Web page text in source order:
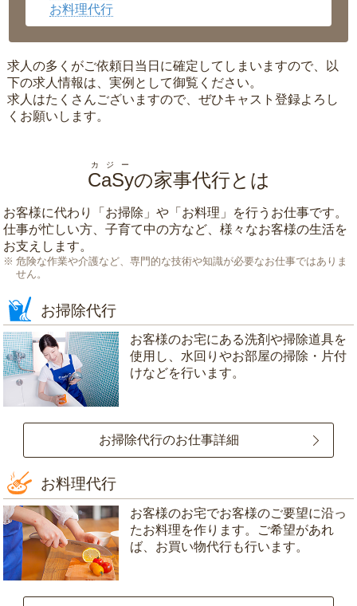
お料理代行
求人の多くがご依頼日当日に確定してしまいますので、以
下の求人情報は、実例として御覧ください。
求人はたくさんございますので、ぜひキャスト登録よろし
くお願いします。
CaSy
カジー
の家事代行とは
お客様に代わり「 お掃除 」や「 お料理 」を行うお仕事です。
仕事が忙しい方、子育て中の方など、様々なお客様の生活を
お支えします。
危険な作業や介護など、専門的な技術や知識が必要なお仕事ではありま
せん。
お掃除代行
お客様のお宅にある洗剤や掃除道具を
使用し、水回りやお部屋の掃除・片付
けなどを行います。
お掃除代行のお仕事詳細
お料理代行
お客様のお宅でお客様のご要望に沿っ
たお料理を作ります。ご希望があれ
ば、お買い物代行も行います。